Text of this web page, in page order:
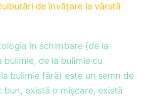
de învățare la vârstă
în schimbare (de la
bulimie, de la bulimie cu
bulimie fără) este un semn de
bun, există o mișcare, există